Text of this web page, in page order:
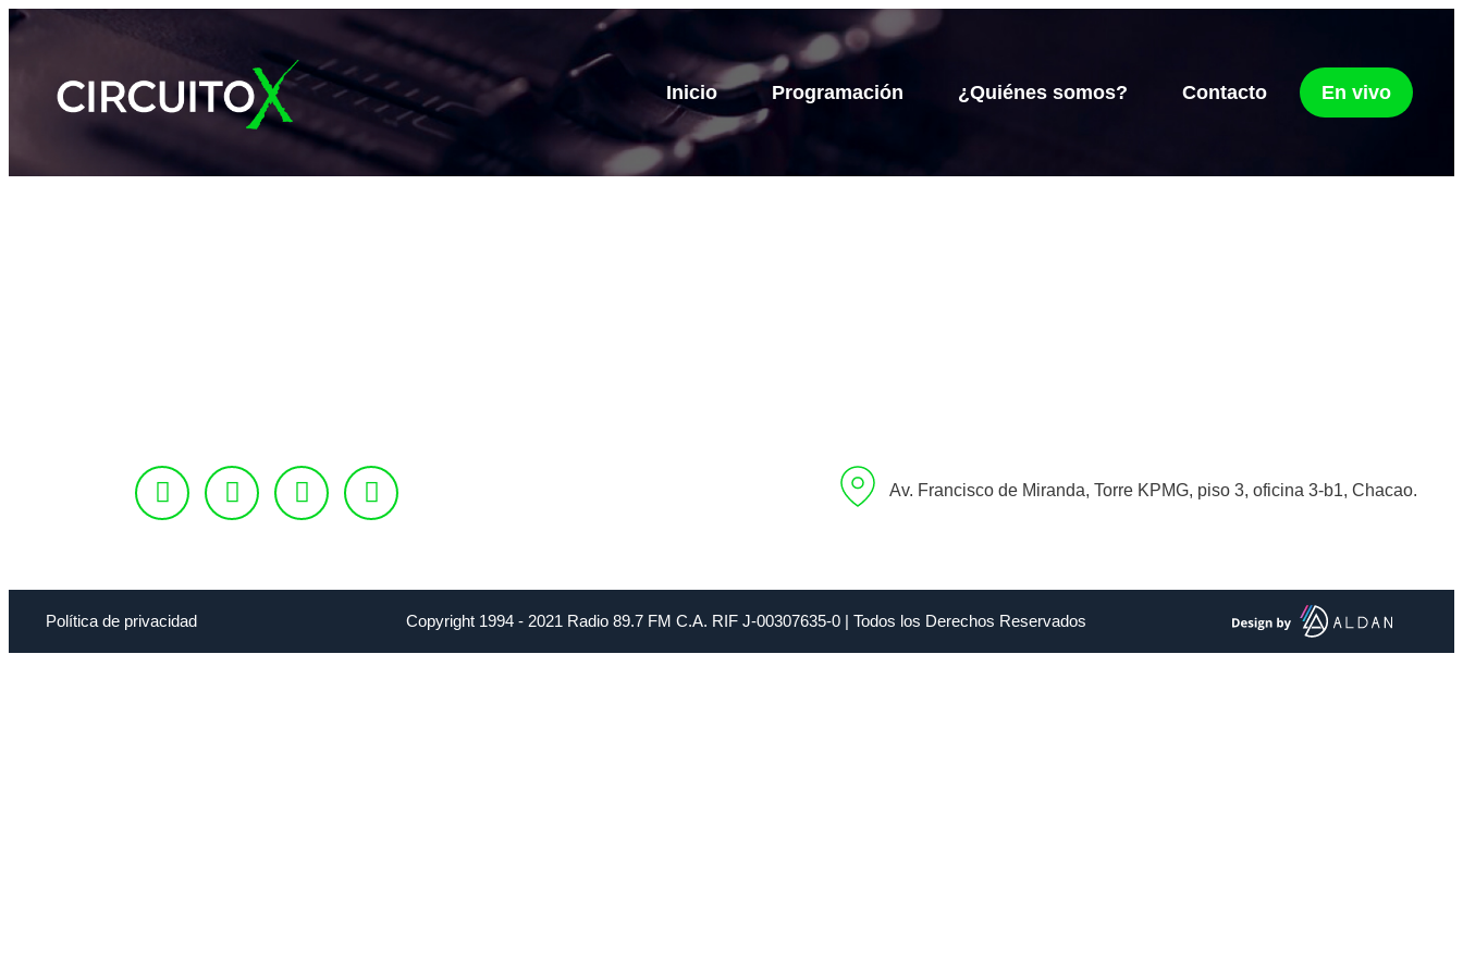
Inicio Programación ¿Quiénes somos? Contacto En vivo
Av. Francisco de Miranda, Torre KPMG, piso 3, oficina 3-b1, Chacao.
Política de privacidad Copyright 1994 - 2021 Radio 89.7 FM C.A. RIF J-00307635-0 | Todos los Derechos Reservados